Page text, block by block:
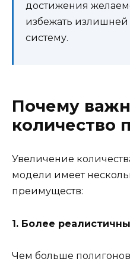
достижения
избежать излишней
систему.
Почему
количество
Увеличение
модели имеет
преимуществ:
1. Более
Чем больше